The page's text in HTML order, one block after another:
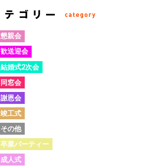
懇親会
歓送迎会
結婚式2次会
同窓会
謝恩会
竣工式
その他
卒業パーティー
成人式